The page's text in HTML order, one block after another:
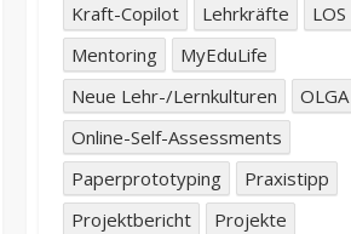
Kraft-Copilot
Lehrkräfte
LOS
Mentoring
MyEduLife
Neue Lehr-/Lernkulturen
OLGA
Online-Self-Assessments
Paperprototyping
Praxistipp
Projektbericht
Projekte